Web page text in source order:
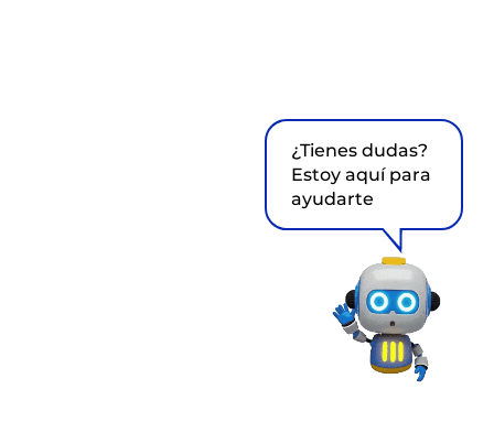
¿Tienes dudas?
Estoy aquí para
ayudarte